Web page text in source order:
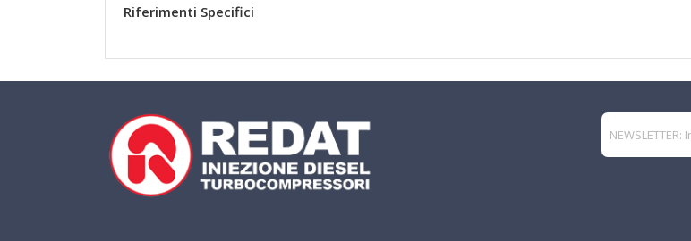
Riferimenti Specifici